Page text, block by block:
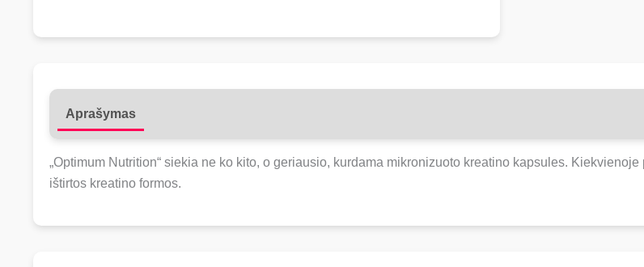
Aprašymas
„Optimum Nutrition“ siekia ne ko kito, o geriausio, kurdama mikronizuoto kreatino kapsules.
ištirtos kreatino formos.